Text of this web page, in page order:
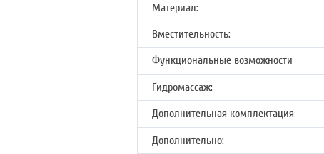
Материал:
Вместительность:
Функциональные возможности
Гидромассаж:
Дополнительная комплектация
Дополнительно: